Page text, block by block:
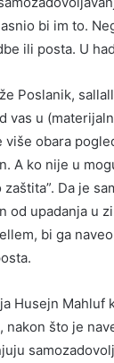
bi im to.
ili posta. U
Poslanik,
vas u
više obara
A ko nije u
Da je
od upadanja u
bi ga
Husejn Mahluf
nakon što je